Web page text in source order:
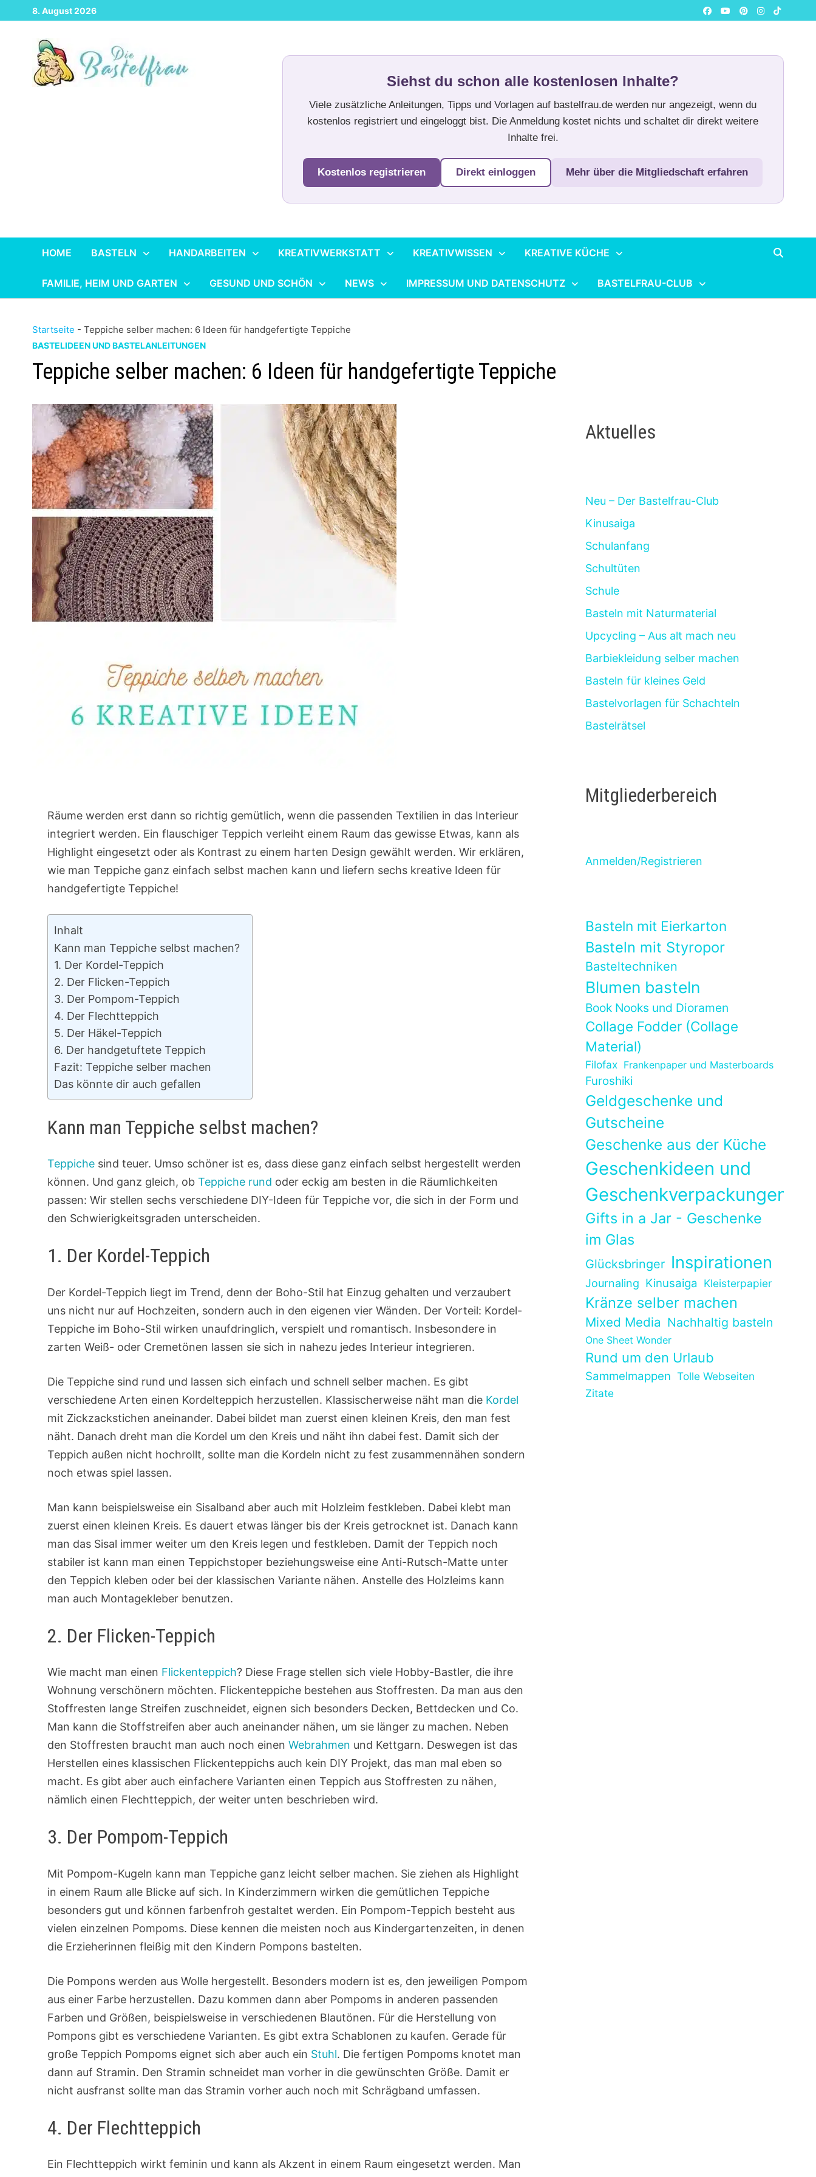
Zurück
zum
8. August 2026
Siehst du schon alle kostenlosen Inhalte?
Viele zusätzliche Anleitungen, Tipps und Vorlagen auf bastelfrau.de werden nur angezeigt, wenn du
kostenlos registriert und eingeloggt bist. Die Anmeldung kostet nichts und schaltet dir direkt weitere
Inhalte frei.
Kostenlos registrieren Direkt einloggen Mehr über die Mitgliedschaft erfahren
HOME BASTELN HANDARBEITEN KREATIVWERKSTATT KREATIVWISSEN KREATIVE KÜCHE
FAMILIE, HEIM UND GARTEN GESUND UND SCHÖN NEWS IMPRESSUM UND DATENSCHUTZ BASTELFRAU-CLUB
Startseite -Teppiche selber machen: 6 Ideen für handgefertigte Teppiche
BASTELIDEEN UND BASTELANLEITUNGEN
Teppiche selber machen: 6 Ideen für handgefertigte Teppiche
Räume werden erst dann so richtig gemütlich, wenn die passenden Textilien in das Interieur
integriert werden. Ein flauschiger Teppich verleiht einem Raum das gewisse Etwas, kann als
Highlight eingesetzt oder als Kontrast zu einem harten Design gewählt werden. Wir erklären,
wie man Teppiche ganz einfach selbst machen kann und liefern sechs kreative Ideen für
handgefertigte Teppiche!
Inhalt
Kann man Teppiche selbst machen?
1. Der Kordel-Teppich
2. Der Flicken-Teppich
3. Der Pompom-Teppich
4. Der Flechtteppich
5. Der Häkel-Teppich
6. Der handgetuftete Teppich
Fazit: Teppiche selber machen
Das könnte dir auch gefallen
Kann man Teppiche selbst machen?
Teppiche sind teuer. Umso schöner ist es, dass diese ganz einfach selbst hergestellt werden
können. Und ganz gleich, obTeppiche rund oder eckig am besten in die Räumlichkeiten
passen: Wir stellen sechs verschiedene DIY-Ideen für Teppiche vor, die sich in der Form und
den Schwierigkeitsgraden unterscheiden.
1. Der Kordel-Teppich
Der Kordel-Teppich liegt im Trend, denn der Boho-Stil hat Einzug gehalten und verzaubert
uns nicht nur auf Hochzeiten, sondern auch in den eigenen vier Wänden. Der Vorteil: Kordel-
Teppiche im Boho-Stil wirken unaufdringlich, verspielt und romantisch. Insbesondere in
zarten Weiß- oder Cremetönen lassen sie sich in nahezu jedes Interieur integrieren.
Die Teppiche sind rund und lassen sich einfach und schnell selber machen. Es gibt
verschiedene Arten einen Kordelteppich herzustellen. Klassischerweise näht man die Kordel
mit Zickzackstichen aneinander. Dabei bildet man zuerst einen kleinen Kreis, den man fest
näht. Danach dreht man die Kordel um den Kreis und näht ihn dabei fest. Damit sich der
Teppich außen nicht hochrollt, sollte man die Kordeln nicht zu fest zusammennähen sondern
noch etwas spiel lassen.
Man kann beispielsweise ein Sisalband aber auch mit Holzleim festkleben. Dabei klebt man
zuerst einen kleinen Kreis. Es dauert etwas länger bis der Kreis getrocknet ist. Danach kann
man das Sisal immer weiter um den Kreis legen und festkleben. Damit der Teppich noch
stabiler ist kann man einen Teppichstoper beziehungsweise eine Anti-Rutsch-Matte unter
den Teppich kleben oder bei der klassischen Variante nähen. Anstelle des Holzleims kann
man auch Montagekleber benutzen.
2. Der Flicken-Teppich
Wie macht man einen Flickenteppich? Diese Frage stellen sich viele Hobby-Bastler, die ihre
Wohnung verschönern möchten. Flickenteppiche bestehen aus Stoffresten. Da man aus den
Stoffresten lange Streifen zuschneidet, eignen sich besonders Decken, Bettdecken und Co.
Man kann die Stoffstreifen aber auch aneinander nähen, um sie länger zu machen. Neben
den Stoffresten braucht man auch noch einenWebrahmen und Kettgarn. Deswegen ist das
Herstellen eines klassischen Flickenteppichs auch kein DIY Projekt, das man mal eben so
macht. Es gibt aber auch einfachere Varianten einen Teppich aus Stoffresten zu nähen,
nämlich einen Flechtteppich, der weiter unten beschrieben wird.
3. Der Pompom-Teppich
Mit Pompom-Kugeln kann man Teppiche ganz leicht selber machen. Sie ziehen als Highlight
in einem Raum alle Blicke auf sich. In Kinderzimmern wirken die gemütlichen Teppiche
besonders gut und können farbenfroh gestaltet werden. Ein Pompom-Teppich besteht aus
vielen einzelnen Pompoms. Diese kennen die meisten noch aus Kindergartenzeiten, in denen
die Erzieherinnen fleißig mit den Kindern Pompons bastelten.
Die Pompons werden aus Wolle hergestellt. Besonders modern ist es, den jeweiligen Pompom
aus einer Farbe herzustellen. Dazu kommen dann aber Pompoms in anderen passenden
Farben und Größen, beispielsweise in verschiedenen Blautönen. Für die Herstellung von
Pompons gibt es verschiedene Varianten. Es gibt extra Schablonen zu kaufen. Gerade für
große Teppich Pompoms eignet sich aber auch ein Stuhl. Die fertigen Pompoms knotet man
dann auf Stramin. Den Stramin schneidet man vorher in die gewünschten Größe. Damit er
nicht ausfranst sollte man das Stramin vorher auch noch mit Schrägband umfassen.
4. Der Flechtteppich
Ein Flechtteppich wirkt feminin und kann als Akzent in einem Raum eingesetzt werden. Man
Aktuelles
Neu – Der Bastelfrau-Club
Kinusaiga
Schulanfang
Schultüten
Schule
Basteln mit Naturmaterial
Upcycling – Aus alt mach neu
Barbiekleidung selber machen
Basteln für kleines Geld
Bastelvorlagen für Schachteln
Bastelrätsel
Mitgliederbereich
Anmelden/Registrieren
Basteln mit Eierkarton
Basteln mit Styropor
Basteltechniken
Blumen basteln
Book Nooks und Dioramen
Collage Fodder (Collage
Material)
Filofax Frankenpaper und Masterboards
Furoshiki
Geldgeschenke und
Gutscheine
Geschenke aus der Küche
Geschenkideen und
Geschenkverpackungen
Gifts in a Jar - Geschenke
im Glas
Glücksbringer Inspirationen
Journaling Kinusaiga Kleisterpapier
Kränze selber machen
Mixed Media Nachhaltig basteln
One Sheet Wonder
Rund um den Urlaub
Sammelmappen Tolle Webseiten
Zitate